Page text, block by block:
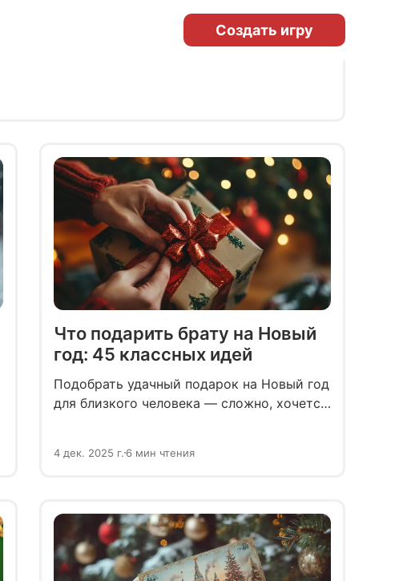
Создать игру
Что подарить брату на Новый
год: 45 классных идей
Подобрать удачный подарок на Новый год
для близкого человека — сложно, хочется
Рассказываем, что положить брату под
4 дек. 2025 г.6 мин чтения